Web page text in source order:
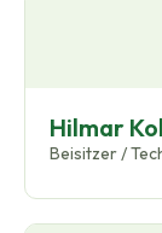
Hilmar
Beisitzer /